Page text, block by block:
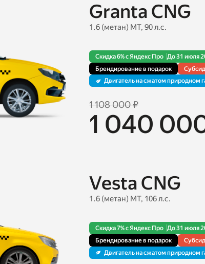
Granta CNG
1.6 (метан) MT, 90 л.с.
1 108 000 ₽
1 040
Скидка 6% с Яндекс Про До 31 июля
Брендирование в подарок
Двигатель на сжатом природном
Vesta CNG
1.6 (метан) MT, 106 л.с.
Скидка 7% с Яндекс Про До 31 июля
Брендирование в подарок
Двигатель на сжатом природном